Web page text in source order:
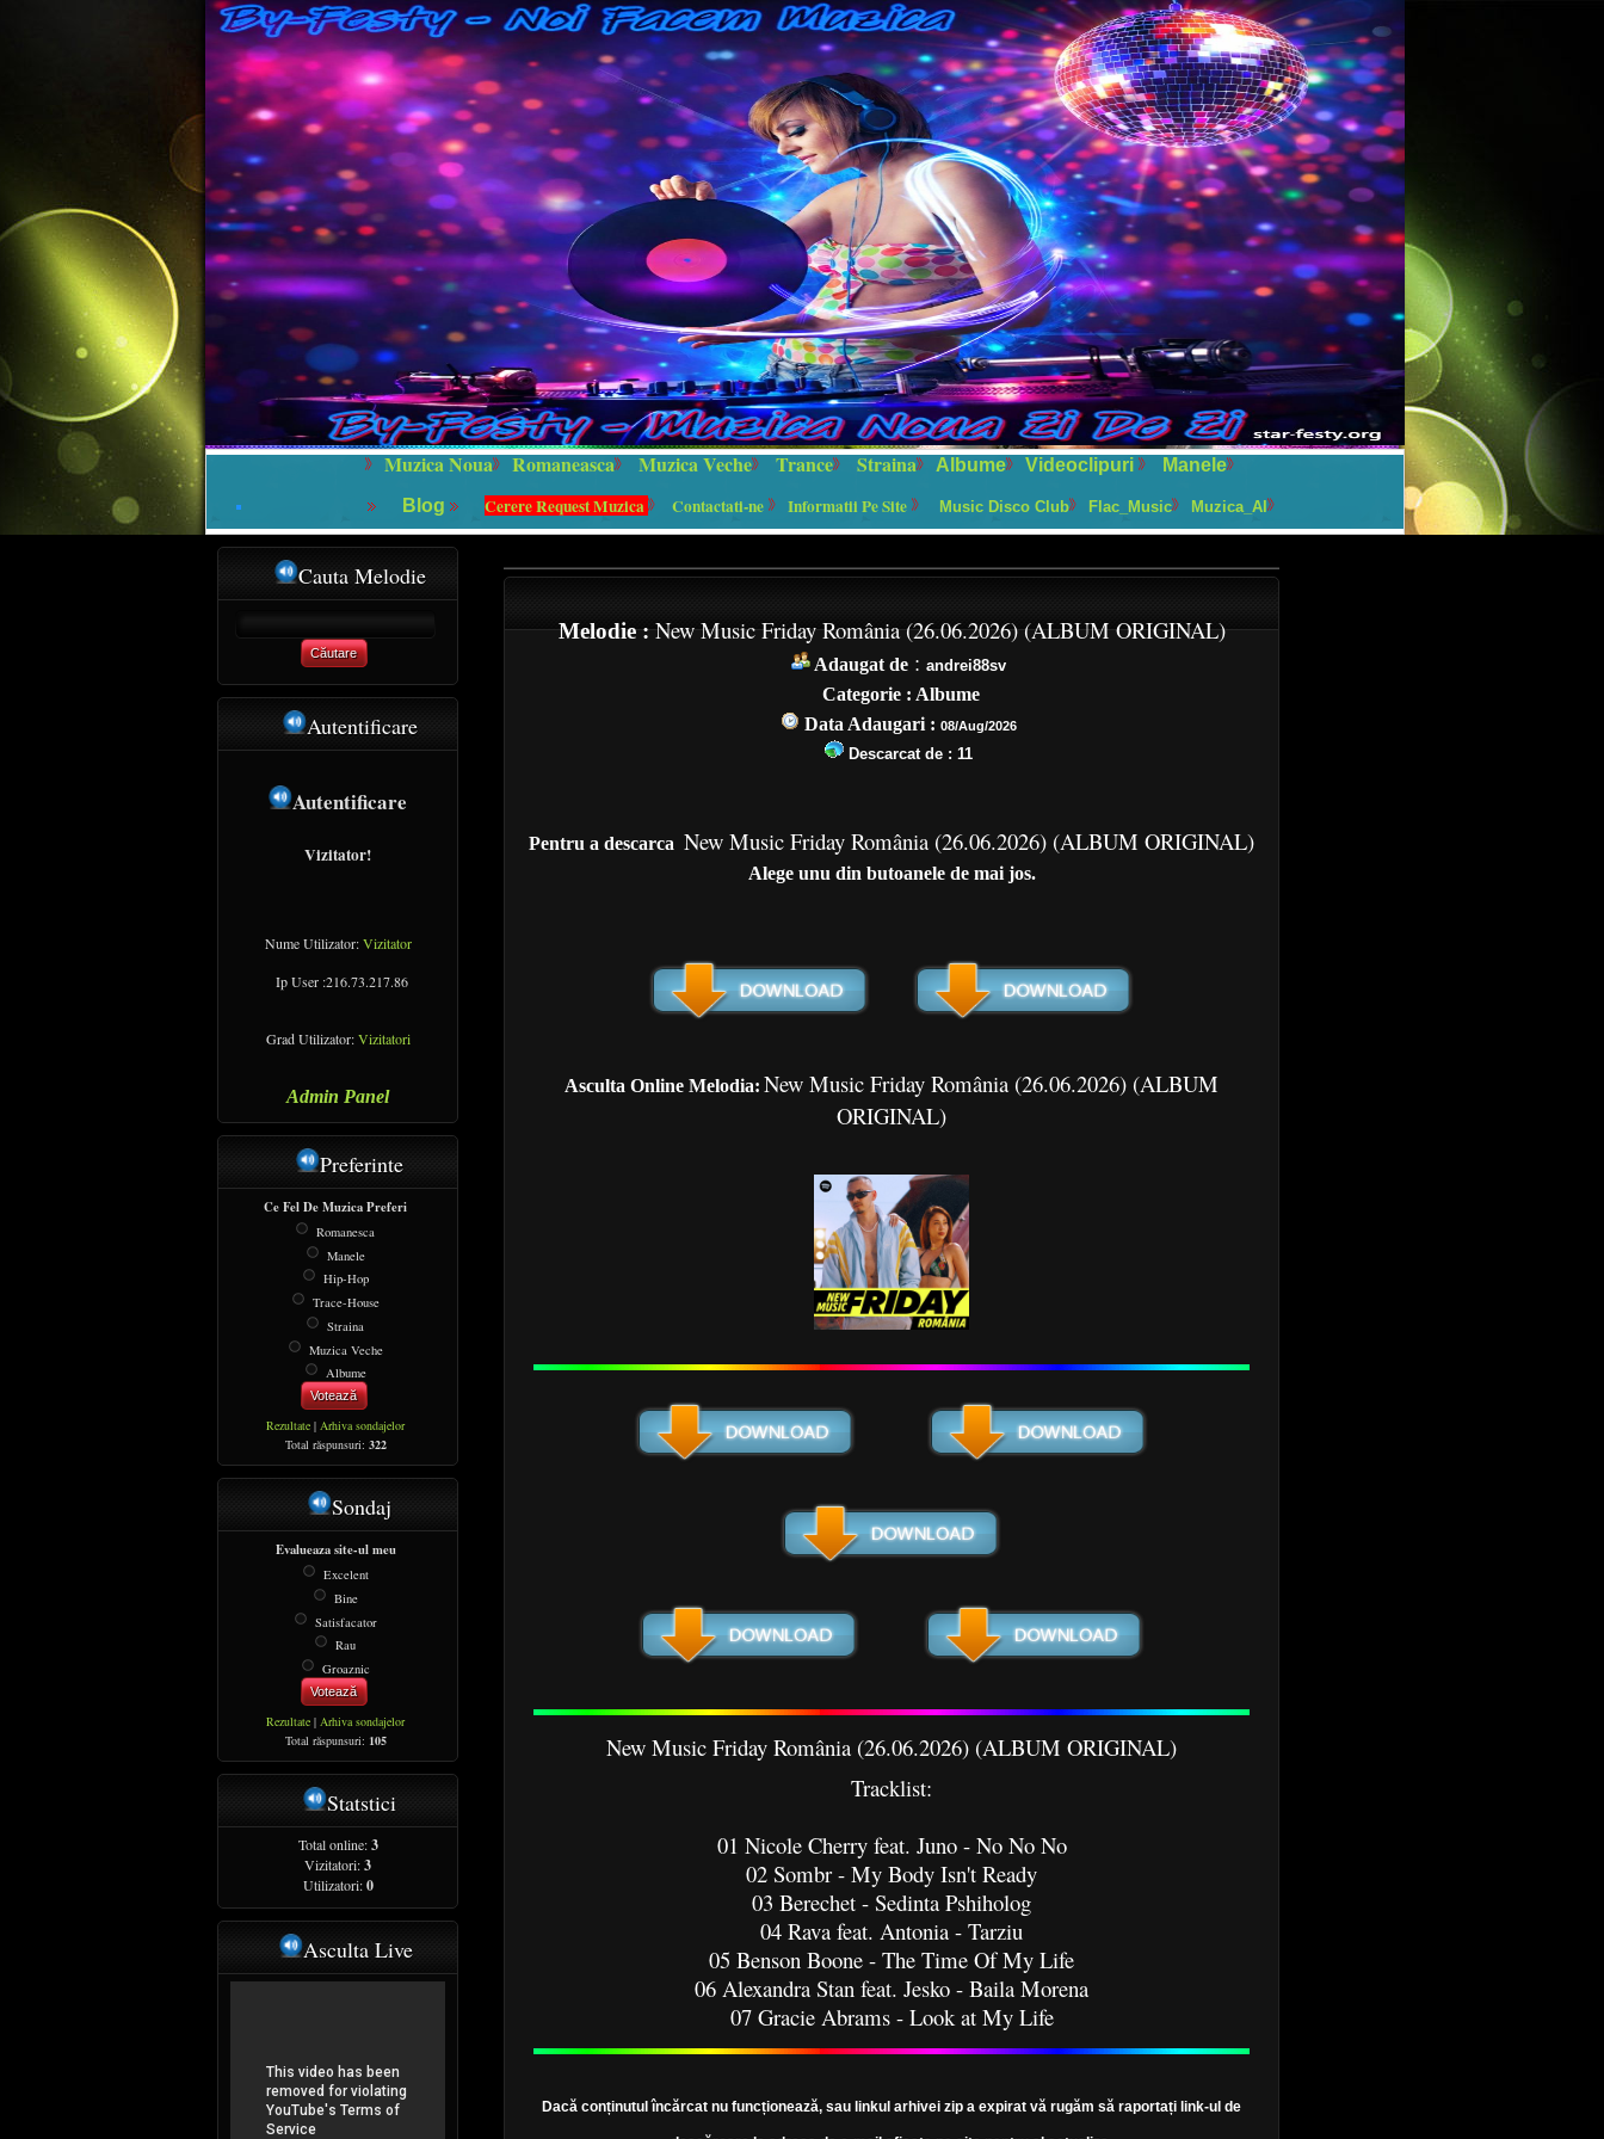
Muzica Noua Romaneasca Muzica Veche Trance Straina Albume Videoclipuri
Manele
Blog
Cerere Request Muzica Contactati-ne Informatii Pe Site Music Disco Club Flac_Music Muzica_AI
Cauta Melodie
Căutare
Autentificare
Autentificare
Vizitator!
Nume Utilizator:Vizitator
Ip User :216.73.217.86
Grad Utilizator:Vizitatori
Admin Panel
Preferinte
Ce Fel De Muzica Preferi
Romanesca
Manele
Hip-Hop
Trace-House
Straina
Muzica Veche
Albume
Votează
Rezultate |Arhiva sondajelor
Total răspunsuri: 322
Sondaj
Evalueaza site-ul meu
Excelent
Bine
Satisfacator
Rau
Groaznic
Votează
Rezultate |Arhiva sondajelor
Total răspunsuri: 105
Statstici
Total online:3
Vizitatori:3
Utilizatori:0
Asculta Live
Melodie :New Music Friday România (26.06.2026) (ALBUM ORIGINAL)
Adaugat de : andrei88sv
Categorie : Albume
Data Adaugari : 08/Aug/2026
Descarcat de : 11
Pentru a descarca New Music Friday România (26.06.2026) (ALBUM ORIGINAL)
Alege unu din butoanele de mai jos.
Asculta Online Melodia: New Music Friday România (26.06.2026) (ALBUM
ORIGINAL)
New Music Friday România (26.06.2026) (ALBUM ORIGINAL)
Tracklist:
01 Nicole Cherry feat. Juno - No No No
02 Sombr - My Body Isn't Ready
03 Berechet - Sedinta Pshiholog
04 Rava feat. Antonia - Tarziu
05 Benson Boone - The Time Of My Life
06 Alexandra Stan feat. Jesko - Baila Morena
07 Gracie Abrams - Look at My Life
08 Jador - Ayran
10 Nane - Bad Vibe
11 AdelinMM - Britney Spears
Dacă conținutul încărcat nu funcționează, sau linkul arhivei zip a expirat vă rugăm să raportați link-ul de